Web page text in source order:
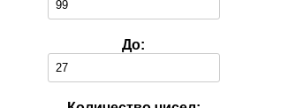
До: